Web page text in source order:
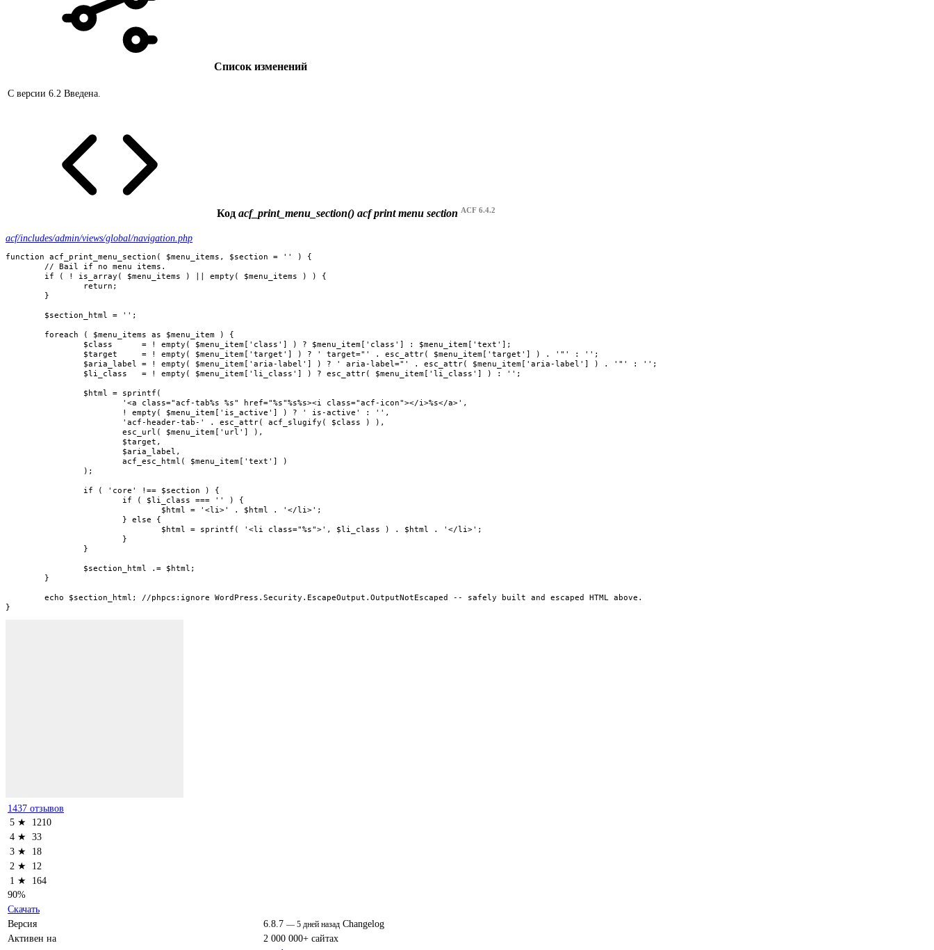
Список изменений
С версии 6.2 Введена.
Код acf_print_menu_section() acf print menu section ACF 6.4.2
acf/includes/admin/views/global/navigation.php
function acf_print_menu_section( $menu_items, $section = '' ) {
}
1437 отзывов
5 ★
1210
4 ★ 33
3 ★
18
2 ★
12
1 ★
164
90%
Скачать
Версия
6.8.7 — 5 дней назад Changelog
Активен на
2 000 000+ сайтах